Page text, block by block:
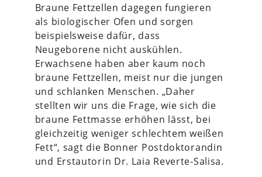
Braune Fettzellen dagegen fungieren
als biologischer Ofen und sorgen
beispielsweise dafür, dass
Neugeborene nicht auskühlen.
Erwachsene haben aber kaum noch
braune Fettzellen, meist nur die jungen
und schlanken Menschen. „Daher
stellten wir uns die Frage, wie sich die
braune Fettmasse erhöhen lässt, bei
gleichzeitig weniger schlechtem weißen
Fett“, sagt die Bonner Postdoktorandin
und Erstautorin Dr. Laia Reverte-Salisa.